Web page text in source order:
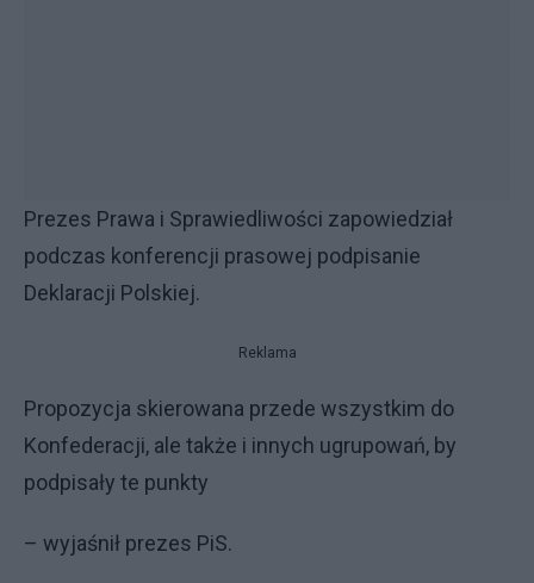
Prezes Prawa i Sprawiedliwości zapowiedział
podczas konferencji prasowej podpisanie
Deklaracji Polskiej.
Reklama
Propozycja skierowana przede wszystkim do
Konfederacji, ale także i innych ugrupowań, by
podpisały te punkty
– wyjaśnił prezes PiS.